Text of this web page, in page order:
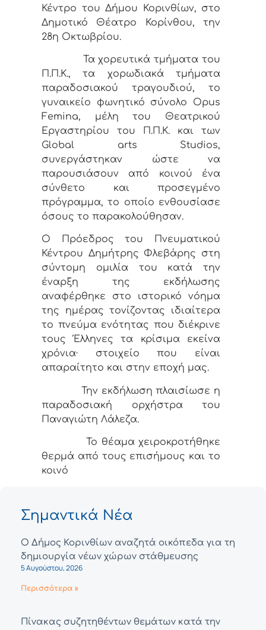
Κέντρο του Δήμου Κορινθίων, στο
Δημοτικό Θέατρο Κορίνθου, την
28η Οκτωβρίου.
Τα χορευτικά τμήματα του
Π.Π.Κ., τα χορωδιακά τμήματα
παραδοσιακού τραγουδιού, το
γυναικείο φωνητικό σύνολο Opus
Femina, μέλη του Θεατρικού
Εργαστηρίου του Π.Π.Κ. και των
Global arts Studios,
συνεργάστηκαν ώστε να
παρουσιάσουν από κοινού ένα
σύνθετο και προσεγμένο
πρόγραμμα, το οποίο ενθουσίασε
όσους το παρακολούθησαν.
Ο Πρόεδρος του Πνευματικού
Κέντρου Δημήτρης Φλεβάρης στη
σύντομη ομιλία του κατά την
έναρξη της εκδήλωσης
αναφέρθηκε στο ιστορικό νόημα
της ημέρας τονίζοντας ιδιαίτερα
το πνεύμα ενότητας που διέκρινε
τους Έλληνες τα κρίσιμα εκείνα
χρόνια· στοιχείο που είναι
απαραίτητο και στην εποχή μας.
Την εκδήλωση πλαισίωσε η
παραδοσιακή ορχήστρα του
Παναγιώτη Λάλεζα.
Το θέαμα χειροκροτήθηκε
θερμά από τους επισήμους και το
κοινό
Σημαντικά Νέα
Ο Δήμος Κορινθίων αναζητά οικόπεδα για τη
δημιουργία νέων χώρων στάθμευσης
5 Αυγούστου, 2026
Περισσότερα »
Πίνακας συζητηθέντων θεμάτων κατά την